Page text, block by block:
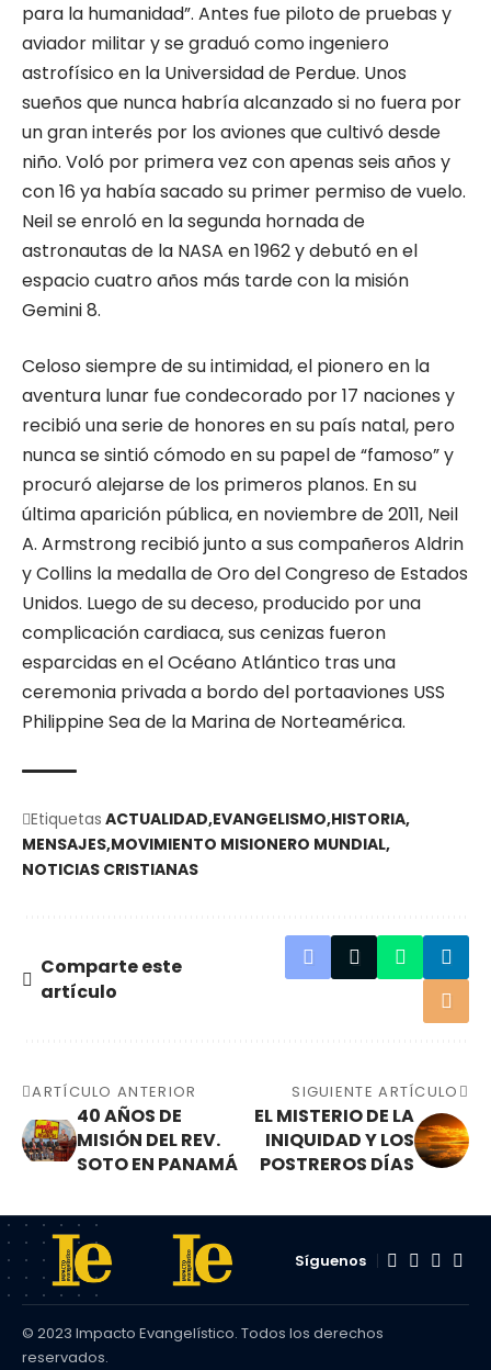
para la humanidad”. Antes fue piloto de pruebas y
aviador militar y se graduó como ingeniero
astrofísico en la Universidad de Perdue. Unos
sueños que nunca habría alcanzado si no fuera por
un gran interés por los aviones que cultivó desde
niño. Voló por primera vez con apenas seis años y
con 16 ya había sacado su primer permiso de vuelo.
Neil se enroló en la segunda hornada de
astronautas de la NASA en 1962 y debutó en el
espacio cuatro años más tarde con la misión
Gemini 8.
Celoso siempre de su intimidad, el pionero en la
aventura lunar fue condecorado por 17 naciones y
recibió una serie de honores en su país natal, pero
nunca se sintió cómodo en su papel de “famoso” y
procuró alejarse de los primeros planos. En su
última aparición pública, en noviembre de 2011, Neil
A. Armstrong recibió junto a sus compañeros Aldrin
y Collins la medalla de Oro del Congreso de Estados
Unidos. Luego de su deceso, producido por una
complicación cardiaca, sus cenizas fueron
esparcidas en el Océano Atlántico tras una
ceremonia privada a bordo del portaaviones USS
Philippine Sea de la Marina de Norteamérica.
Etiquetas ACTUALIDAD EVANGELISMO HISTORIA
MENSAJES MOVIMIENTO MISIONERO MUNDIAL
NOTICIAS CRISTIANAS
Comparte este
artículo
ARTÍCULO ANTERIOR
40 AÑOS DE
MISIÓN DEL REV.
SOTO EN PANAMÁ
SIGUIENTE ARTÍCULO
EL MISTERIO DE LA
INIQUIDAD Y LOS
POSTREROS DÍAS
Síguenos
© 2023 Impacto Evangelístico. Todos los derechos
reservados.